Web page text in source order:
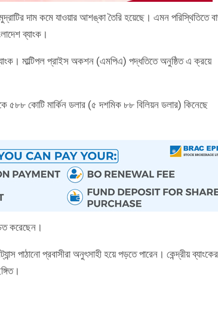
দাম কমে যাওয়ার আশঙ্কা তৈরি হয়েছে। এমন পরিস্থিতিতে
ব্যাংক।
মাল্টিপল প্রাইস অকশন (এমপিএ) পদ্ধতিতে অনুষ্ঠিত এ ক্রয়ে
৫৮৮ কোটি মার্কিন ডলার (৫ দশমিক ৮৮ বিলিয়ন ডলার) কিনেছে
করেছেন।
পাঠানো প্রবাসীরা অনুৎসাহী হয়ে পড়তে পারেন। কেন্দ্রীয় ব্যাংকের